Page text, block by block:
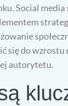
Social media
się do
autorytetu.